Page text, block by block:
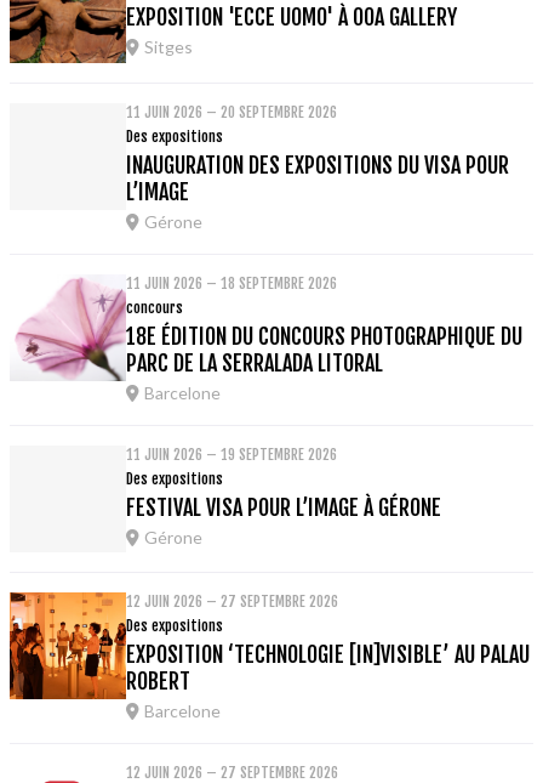
EXPOSITION 'ECCE UOMO' À OOA GALLERY
Sitges
11 JUIN 2026 – 20 SEPTEMBRE 2026
Des expositions
INAUGURATION DES EXPOSITIONS DU VISA POUR
L’IMAGE
Gérone
11 JUIN 2026 – 18 SEPTEMBRE 2026
concours
18E ÉDITION DU CONCOURS PHOTOGRAPHIQUE DU
PARC DE LA SERRALADA LITORAL
Barcelone
11 JUIN 2026 – 19 SEPTEMBRE 2026
Des expositions
FESTIVAL VISA POUR L’IMAGE À GÉRONE
Gérone
12 JUIN 2026 – 27 SEPTEMBRE 2026
Des expositions
EXPOSITION ‘TECHNOLOGIE [IN]VISIBLE’ AU PALAU
ROBERT
Barcelone
12 JUIN 2026 – 27 SEPTEMBRE 2026